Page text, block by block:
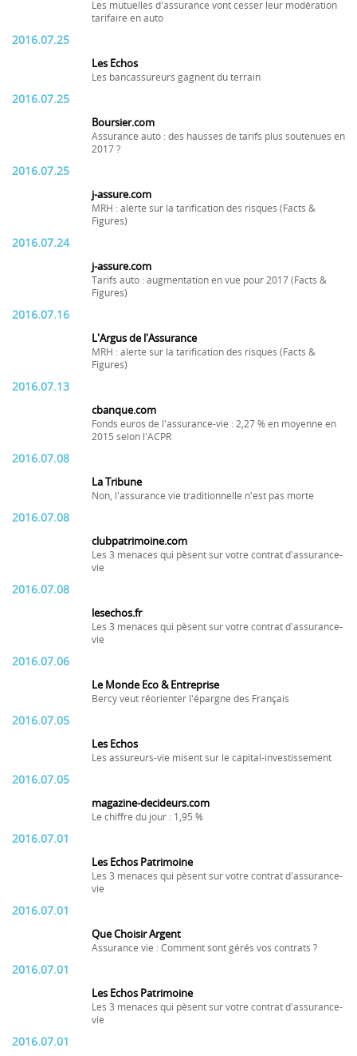
Les mutuelles d'assurance vont cesser leur modération
tarifaire en auto
2016.07.25
Les Echos
Les bancassureurs gagnent du terrain
2016.07.25
Boursier.com
Assurance auto : des hausses de tarifs plus soutenues en
2017 ?
2016.07.25
j-assure.com
MRH : alerte sur la tarification des risques (Facts &
Figures)
2016.07.24
j-assure.com
Tarifs auto : augmentation en vue pour 2017 (Facts &
Figures)
2016.07.16
L'Argus de l'Assurance
MRH : alerte sur la tarification des risques (Facts &
Figures)
2016.07.13
cbanque.com
Fonds euros de l'assurance-vie : 2,27 % en moyenne en
2015 selon l'ACPR
2016.07.08
La Tribune
Non, l'assurance vie traditionnelle n'est pas morte
2016.07.08
clubpatrimoine.com
Les 3 menaces qui pèsent sur votre contrat d'assurance-
vie
2016.07.08
lesechos.fr
Les 3 menaces qui pèsent sur votre contrat d'assurance-
vie
2016.07.06
Le Monde Eco & Entreprise
Bercy veut réorienter l'épargne des Français
2016.07.05
Les Echos
Les assureurs-vie misent sur le capital-investissement
2016.07.05
magazine-decideurs.com
Le chiffre du jour : 1,95 %
2016.07.01
Les Echos Patrimoine
Les 3 menaces qui pèsent sur votre contrat d'assurance-
vie
2016.07.01
Que Choisir Argent
Assurance vie : Comment sont gérés vos contrats ?
2016.07.01
Les Echos Patrimoine
Les 3 menaces qui pèsent sur votre contrat d'assurance-
vie
2016.07.01